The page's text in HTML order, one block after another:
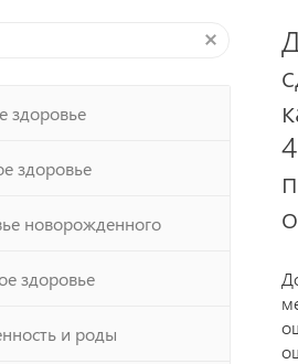
здоровье
здоровье
новорожденного
здоровье
и роды